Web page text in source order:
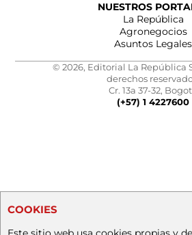
NUESTROS
La República
Agronegocios
Asuntos Legales
© 2026, Editorial La República
derechos
Cr. 13a 37-32,
(+57) 1 4227600
COOKIES